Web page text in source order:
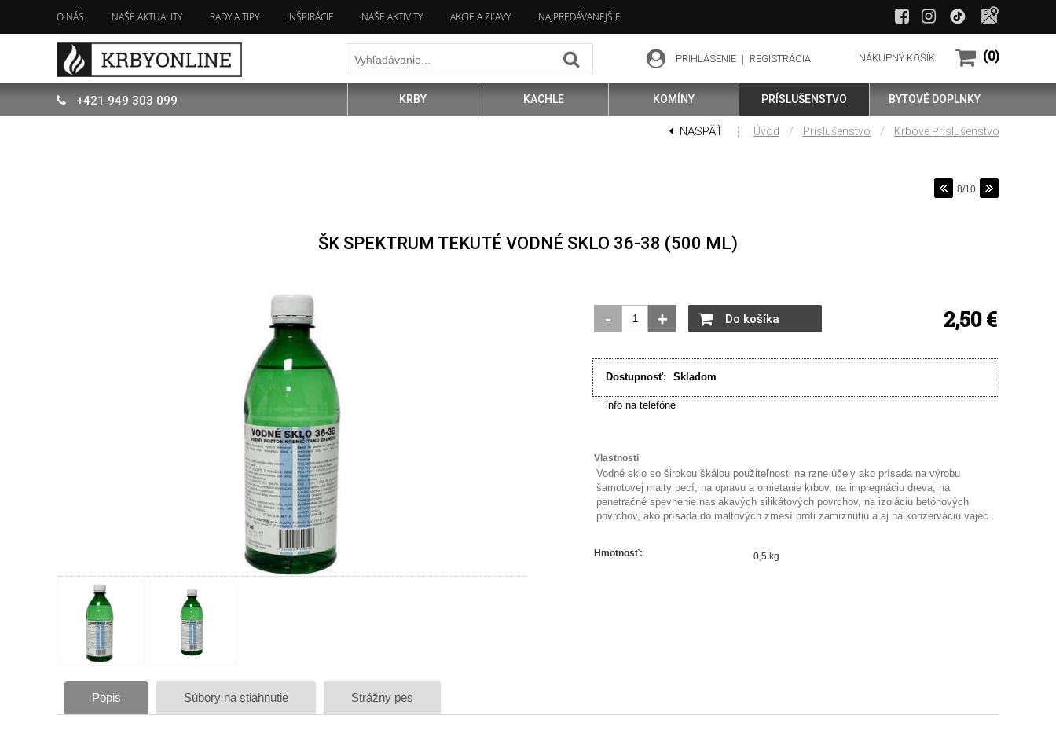
O NÁS NAŠE AKTUALITY RADY A TIPY INŠPIRÁCIE NAŠE AKTIVITY AKCIE A ZĽAVY NAJPREDÁVANEJŠIE
KRBY KACHLE KOMÍNY PRÍSLUŠENSTVO BYTOVÉ DOPLNKY
PRIHLÁSENIE REGISTRÁCIA
+421 949 303 099
NÁKUPNÝ KOŠÍK (0)
NASPÄŤ ⋮ Úvod / Príslušenstvo / Krbové Príslušenstvo
8/10
ŠK SPEKTRUM TEKUTÉ VODNÉ SKLO 36-38 (500 ML)
- + Do košíka 2,50€
Dostupnosť: Skladom
info na telefóne
Vlastnosti
Vodné sklo so širokou škálou použiteľnosti na rzne účely ako prísada na výrobu
šamotovej malty pecí, na opravu a omietanie krbov, na impregnáciu dreva, na
penetračné spevnenie nasiakavých silikátových povrchov, na izoláciu betónových
povrchov, ako prísada do maltových zmesí proti zamrznutiu a aj na konzerváciu vajec.
Hmotnosť: 0,5 kg
Popis Súbory na stiahnutie Strážny pes